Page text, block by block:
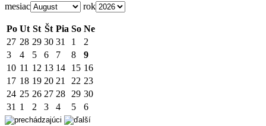
mesiac rok
Po Ut St Št Pia So Ne
27 28 29 30 31 1
2
3
4 5 6 7 8
9
10 11 12 13 14 15 16
17 18 19 20 21 22 23
24 25 26 27 28 29 30
31 1 2 3 4 5 6